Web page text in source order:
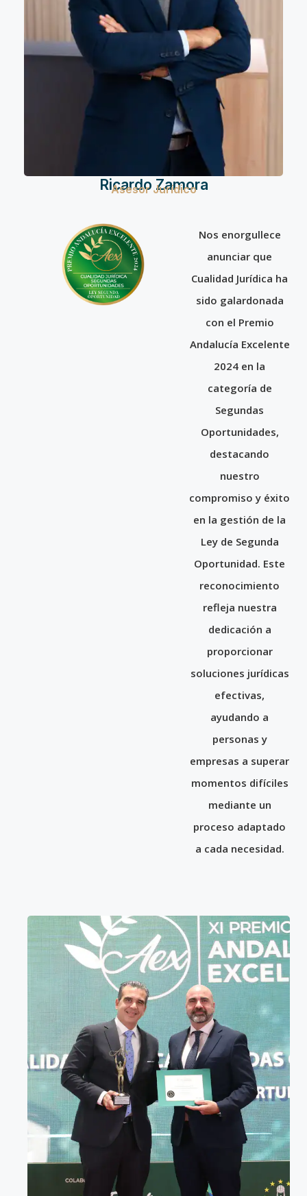
Ricardo Zamora
Asesor Jurídico
Nos enorgullece
anunciar que
Cualidad Jurídica ha
sido galardonada
con el Premio
Andalucía Excelente
2024 en la
categoría de
Segundas
Oportunidades,
destacando
nuestro
compromiso y éxito
en la gestión de la
Ley de Segunda
Oportunidad. Este
reconocimiento
refleja nuestra
dedicación a
proporcionar
soluciones jurídicas
efectivas,
ayudando a
personas y
empresas a superar
momentos difíciles
mediante un
proceso adaptado
a cada necesidad.